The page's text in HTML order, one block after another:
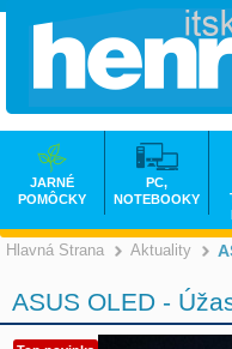
Hlavná Strana Aktuality
ASUS OLED -
JARNÉ
POMÔCKY
PC,
NOTEBOOKY